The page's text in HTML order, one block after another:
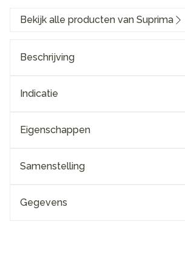
Bekijk alle producten van Suprima
Beschrijving
Indicatie
Eigenschappen
Samenstelling
Gegevens